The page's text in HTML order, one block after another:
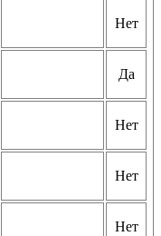
Нет
Да
Нет
Нет
Нет